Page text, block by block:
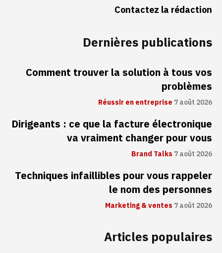
Contactez la rédaction
Dernières publications
Comment trouver la solution à tous vos
problèmes
Réussir en entreprise 7 août 2026
Dirigeants : ce que la facture électronique
va vraiment changer pour vous
Brand Talks7 août 2026
Techniques infaillibles pour vous rappeler
le nom des personnes
Marketing & ventes7 août 2026
Articles populaires